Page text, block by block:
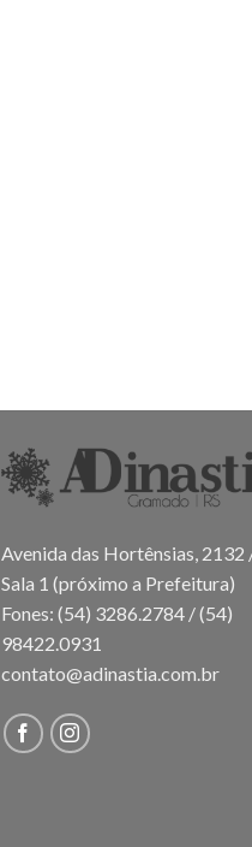
Avenida das Hortênsias, 2132
Sala 1 (próximo a Prefeitura)
Fones: (54) 3286.2784 / (54)
98422.0931
contato@adinastia.com.br